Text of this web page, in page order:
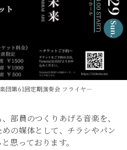
団第61回定期演奏会 フライヤ―
部員のつくりあげる音楽を、
の媒体として、チラシやパン
思っております。